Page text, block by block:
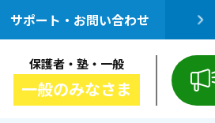
サポート・お問い合わせ
保護者・塾・一般
一般のみなさま